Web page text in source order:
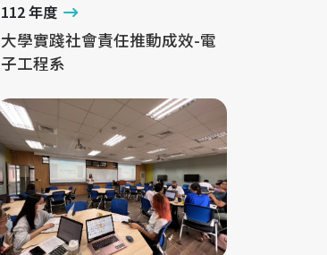
112 年度
大學實踐社會責任推動成效-電
子工程系